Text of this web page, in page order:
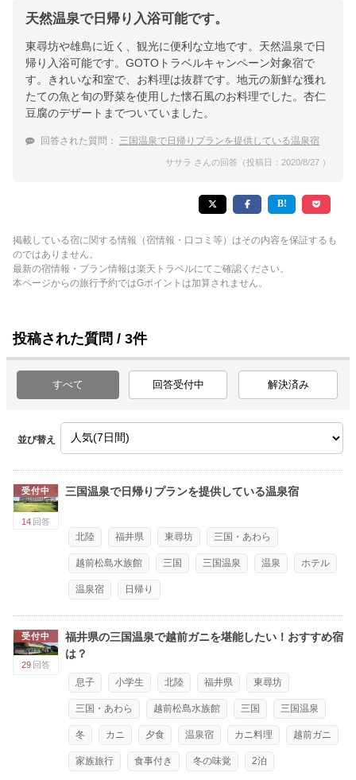
天然温泉で日帰り入浴可能です。
東尋坊や雄島に近く、観光に便利な立地です。天然温泉で日
帰り入浴可能です。GOTOトラベルキャンペーン対象宿で
す。きれいな和室で、お料理は抜群です。地元の新鮮な獲れ
たての魚と旬の野菜を使用した懐石風のお料理でした。杏仁
豆腐のデザートまでついていました。
回答された質問： 三国温泉で日帰りプランを提供している温泉宿
ササラ さんの回答（投稿日：2020/8/27 ）
掲載している宿に関する情報（宿情報・口コミ等）はその内容を保証するも
のではありません。
最新の宿情報・プラン情報は楽天トラベルにてご確認ください。
本ページからの旅行予約ではGポイントは加算されません。
投稿された質問 / 3件
すべて 回答受付中 解決済み
並び替え
受付中
14 回答
三国温泉で日帰りプランを提供している温泉宿
北陸 福井県 東尋坊 三国・あわら
越前松島水族館 三国 三国温泉 温泉 ホテル
温泉宿 日帰り
受付中
29 回答
福井県の三国温泉で越前ガニを堪能したい！おすすめ宿
は？
息子 小学生 北陸 福井県 東尋坊
三国・あわら 越前松島水族館 三国 三国温泉
冬 カニ 夕食 温泉宿 カニ料理 越前ガニ
家族旅行 食事付き 冬の味覚 2泊